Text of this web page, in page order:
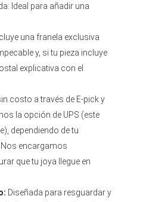
Ideal para añadir una
una franela exclusiva
y, si tu pieza incluye
explicativa con el
costo a través de E-pick y
la opción de UPS (este
dependiendo de tu
encargamos
que tu joya llegue en
Diseñada para resguardar y